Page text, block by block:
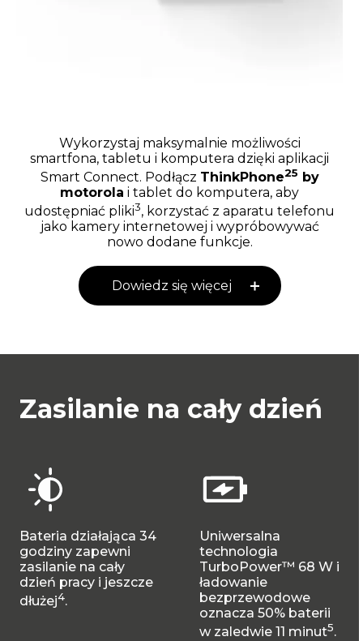
Wykorzystaj maksymalnie możliwości
smartfona, tabletu i komputera dzięki aplikacji
Smart Connect. Podłącz ThinkPhone25 by
motorola i tablet do komputera, aby
udostępniać pliki3, korzystać z aparatu telefonu
jako kamery internetowej i wypróbowywać
nowo dodane funkcje.
Dowiedz się więcej
Zasilanie na cały dzień
Bateria działająca 34
godziny zapewni
zasilanie na cały
dzień pracy i jeszcze
dłużej4.
Uniwersalna
technologia
TurboPower™ 68 W i
ładowanie
bezprzewodowe
oznacza 50% baterii
w zaledwie 11 minut5.